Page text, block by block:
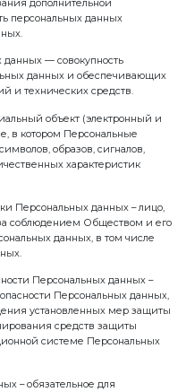
безопасности
системах
данных;
акты и
обработки
информация,
определяемому
данные)
орган,